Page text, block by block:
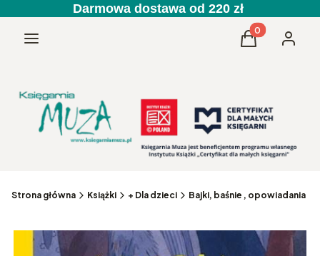
Darmowa dostawa od 220 zł
Menu Produkty w
Koszyk
Strona główna Książki + Dla dzieci Bajki, baśnie , opowiadania